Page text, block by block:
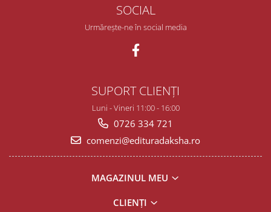
SOCIAL
Urmărește-ne în social media
SUPORT CLIENȚI
Luni - Vineri 11:00 - 16:00
0726 334 721
comenzi@edituradaksha.ro
MAGAZINUL MEU
CLIENȚI